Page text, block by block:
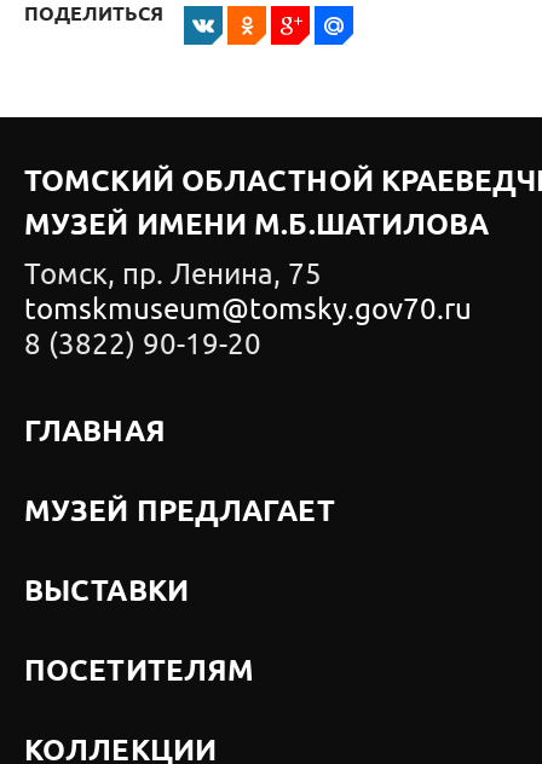
ПОДЕЛИТЬСЯ
ТОМСКИЙ ОБЛАСТНОЙ
МУЗЕЙ ИМЕНИ М.Б.ШАТИЛОВА
Томск, пр. Ленина, 75
tomskmuseum@tomsky.gov70.ru
8 (3822) 90-19-20
ГЛАВНАЯ
МУЗЕЙ ПРЕДЛАГАЕТ
ВЫСТАВКИ
ПОСЕТИТЕЛЯМ
КОЛЛЕКЦИИ